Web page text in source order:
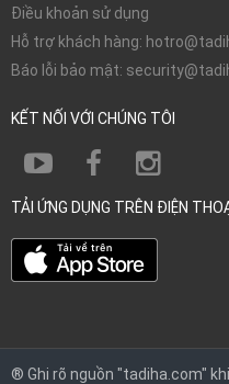
Điều khoản sử dụng
Hỗ trợ khách hàng:
Báo lỗi bảo mật:
KẾT NỐI VỚI CHÚNG TÔI
TẢI ỨNG DỤNG TRÊN ĐIỆN
® Ghi rõ nguồn "tadiha.com"